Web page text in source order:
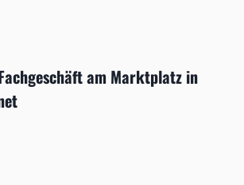
am Marktplatz in